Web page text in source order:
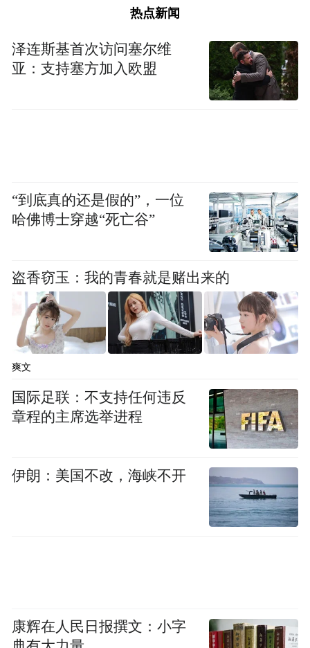
热点新闻
泽连斯基首次访问塞尔维
亚：支持塞方加入欧盟
“到底真的还是假的”，一位
哈佛博士穿越“死亡谷”
盗香窃玉：我的青春就是赌出来的
爽文
国际足联：不支持任何违反
章程的主席选举进程
伊朗：美国不改，海峡不开
康辉在人民日报撰文：小字